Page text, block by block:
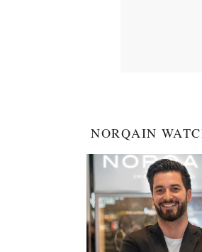
NORQAIN